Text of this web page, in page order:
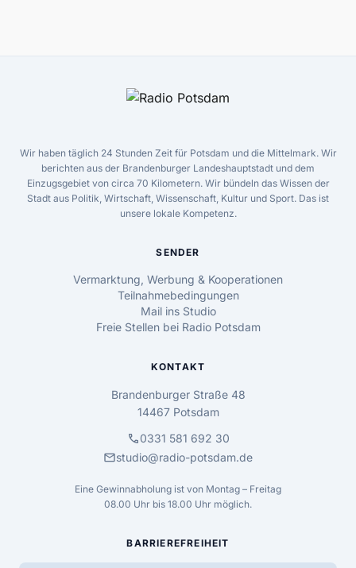
Wir haben täglich 24 Stunden Zeit für Potsdam und die Mittelmark. Wir
berichten aus der Brandenburger Landeshauptstadt und dem
Einzugsgebiet von circa 70 Kilometern. Wir bündeln das Wissen der
Stadt aus Politik, Wirtschaft, Wissenschaft, Kultur und Sport. Das ist
unsere lokale Kompetenz.
SENDER
Vermarktung, Werbung & Kooperationen
Teilnahmebedingungen
Mail ins Studio
Freie Stellen bei Radio Potsdam
KONTAKT
Brandenburger Straße 48
14467 Potsdam
call0331 581 692 30
mailstudio@radio-potsdam.de
Eine Gewinnabholung ist von Montag – Freitag
08.00 Uhr bis 18.00 Uhr möglich.
BARRIEREFREIHEIT